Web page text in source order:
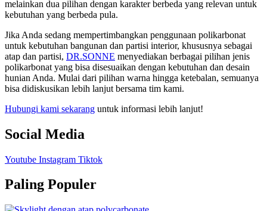
melainkan dua pilihan dengan karakter berbeda yang relevan untuk
kebutuhan yang berbeda pula.
Jika Anda sedang mempertimbangkan penggunaan polikarbonat
untuk kebutuhan bangunan dan partisi interior, khususnya sebagai
atap dan partisi, DR.SONNE menyediakan berbagai pilihan jenis
polikarbonat yang bisa disesuaikan dengan kebutuhan dan desain
hunian Anda. Mulai dari pilihan warna hingga ketebalan, semuanya
bisa didiskusikan lebih lanjut bersama tim kami.
Hubungi kami sekarang untuk informasi lebih lanjut!
Social Media
Youtube Instagram Tiktok
Paling Populer